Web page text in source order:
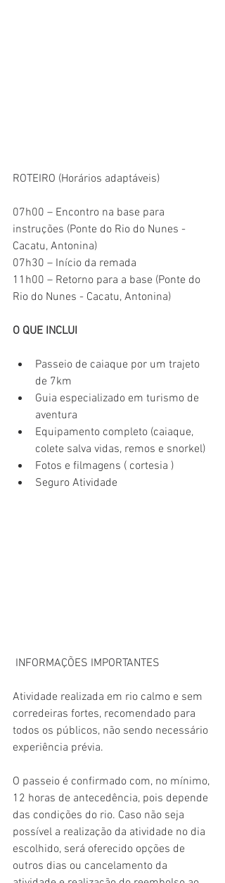
ROTEIRO (Horários adaptáveis)
07h00 – Encontro na base para
instruções (Ponte do Rio do Nunes -
Cacatu, Antonina)
07h30 – Início da remada
11h00 – Retorno para a base (Ponte do
Rio do Nunes - Cacatu, Antonina)
O QUE INCLUI
Passeio de caiaque por um trajeto
de 7km
Guia especializado em turismo de
aventura
Equipamento completo (caiaque,
colete salva vidas, remos e snorkel)
Fotos e filmagens ( cortesia )
Seguro Atividade
INFORMAÇÕES IMPORTANTES
Atividade realizada em rio calmo e sem
corredeiras fortes, recomendado para
todos os públicos, não sendo necessário
experiência prévia.
O passeio é confirmado com, no mínimo,
12 horas de antecedência, pois depende
das condições do rio. Caso não seja
possível a realização da atividade no dia
escolhido, será oferecido opções de
outros dias ou cancelamento da